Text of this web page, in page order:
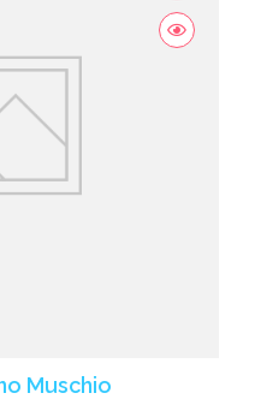
Muschio